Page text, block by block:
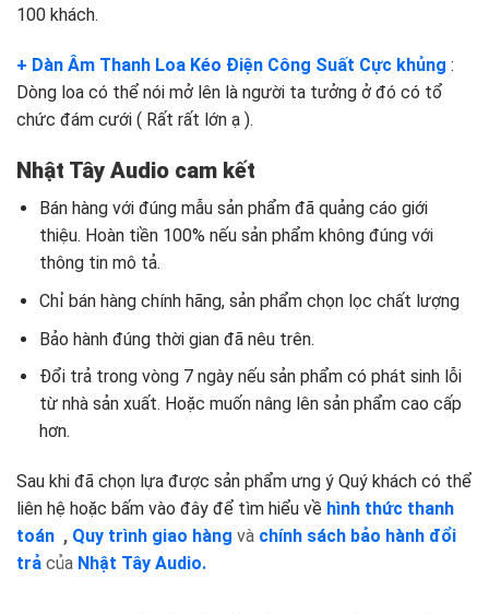
100 khách.
+ Dàn Âm Thanh Loa Kéo Điện Công Suất Cực khủng :
Dòng loa có thể nói mở lên là người ta tưởng ở đó có tổ
chức đám cưới ( Rất rất lớn ạ ).
Nhật Tây Audio cam kết
Bán hàng với đúng mẫu sản phẩm đã quảng cáo giới
thiệu. Hoàn tiền 100% nếu sản phẩm không đúng với
thông tin mô tả.
Chỉ bán hàng chính hãng, sản phẩm chọn lọc chất lượng
Bảo hành đúng thời gian đã nêu trên.
Đổi trả trong vòng 7 ngày nếu sản phẩm có phát sinh lỗi
từ nhà sản xuất. Hoặc muốn nâng lên sản phẩm cao cấp
hơn.
Sau khi đã chọn lựa được sản phẩm ưng ý Quý khách có thể
liên hệ hoặc bấm vào đây để tìm hiểu về hình thức thanh
toán , Quy trình giao hàng và chính sách bảo hành đổi
trả của Nhật Tây Audio.